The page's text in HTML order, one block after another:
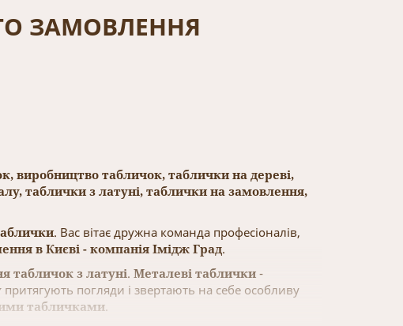
ЗАМОВЛЕННЯ
виробництво табличок, таблички на дереві,
таблички з латуні, таблички на замовлення,
. Вас вітає дружна команда професіоналів,
в Києві - компанія Імідж Град.
табличок з латуні. Металеві таблички -
притягують погляди і звертають на себе особливу
табличками.